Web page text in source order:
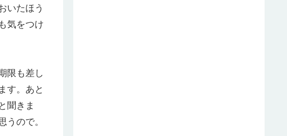
いたほう
気をつけ
限も差し
す。あと
聞きま
うので。